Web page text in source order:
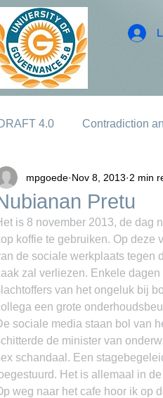
4.0 Contradiction
Pretu
mpgoede Nov 8, 2013 2 min
is 8 november 2013, de dag
koffie te gebruiken. Op deze
de sociale werkplaats tegen
zal verliezen. Enkele
van het ongeluk bij
een grote
sociale media staan bol van
de minister van
schandaal. Een
Het is allemaal in
weg naar het cafe hoor ik op